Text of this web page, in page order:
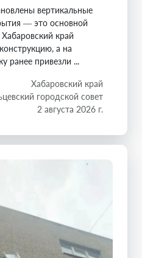
вертикальные
— это основной
край
а на
ранее привезли ...
Хабаровский край
городской совет
2 августа 2026 г.